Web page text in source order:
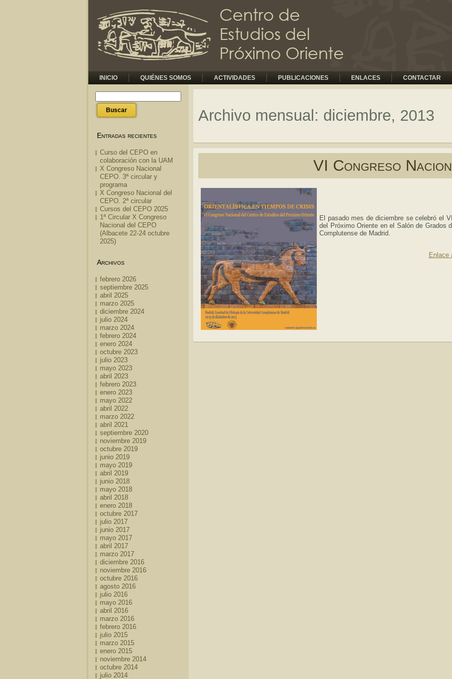
INICIO QUIÉNES SOMOS ACTIVIDADES PUBLICACIONES ENLACES CONTACTAR
Entradas recientes
Curso del CEPO en
colaboración con la UAM
X Congreso Nacional
CEPO. 3ª circular y
programa
X Congreso Nacional del
CEPO. 2ª circular
Cursos del CEPO 2025
1ª Circular X Congreso
Nacional del CEPO
(Albacete 22-24 octubre
2025)
Archivos
febrero 2026
septiembre 2025
abril 2025
marzo 2025
diciembre 2024
julio 2024
marzo 2024
febrero 2024
enero 2024
octubre 2023
julio 2023
mayo 2023
abril 2023
febrero 2023
enero 2023
mayo 2022
abril 2022
marzo 2022
abril 2021
septiembre 2020
noviembre 2019
octubre 2019
junio 2019
mayo 2019
abril 2019
junio 2018
mayo 2018
abril 2018
enero 2018
octubre 2017
julio 2017
junio 2017
mayo 2017
abril 2017
marzo 2017
diciembre 2016
noviembre 2016
octubre 2016
agosto 2016
julio 2016
mayo 2016
abril 2016
marzo 2016
febrero 2016
julio 2015
marzo 2015
enero 2015
noviembre 2014
octubre 2014
julio 2014
Archivo mensual: diciembre, 2013
VI Congreso
El pasado mes de diciembre se celebró el
del Próximo Oriente en el Salón de Grados
Complutense de Madrid.
Enlace